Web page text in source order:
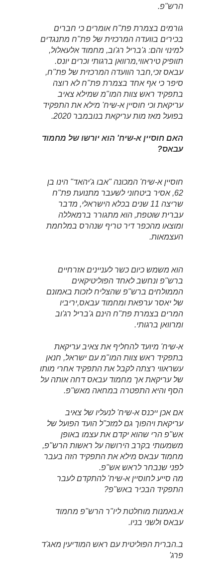
הרש"פ.
גורמים בצמרת פת"ח אומרים כי חברים
בכירים בוועדה המרכזית של פת"ח מתנגדים
למינוי והם: ג'בריל רג'וב, מחמוד אלעאלול,
תוופיק טיראווי,מרוואן ברגותי וכרים יונס.
עבאס זכי,חבר הוועדה המרכזית של פת"ח,
סיפר כי אף אחד בצמרת פת"ח לא רוצה
בתפקיד ראש צוות המו"מ שמילא צאיב
עריקאת וכי חוסיין א-שיח' מילא את התפקיד
בפועל מאז מות עריקאת בנובמבר 2020.
האם חוסיין א-שיח' הוא יורשו של מחמוד
עבאס?
חוסיין א-שיח' המכונה "אבו ג'יהאד" הינו בן
62, אסיר ביטחוני לשעבר מתנועת פת"ח
שריצה 11 שנים בכלא הישראלי, מדבר
עברית שוטפת, הוא מתגורר ברמאללה
ומוצאו מהכפר דיר טריף שנהרס במלחמת
העצמאות.
הוא משמש כיום כשר לעניינים אזרחיים
ברש"פ ונחשב לאחד הפוליטיקאים
הממולחים ברש"פ שהצליח לזכות באמונם
של יאסר ערפאת ומחמוד עבאס,יריביו
המרים בצמרת פת"ח הינם ג'בריל רג'וב
ומרוואן ברגותי.
א-שיח' מיועד להחליף את צאיב עריקאת
בתפקיד ראש צוות המו"מ עם ישראל, חנאן
עשראווי רצתה לקבל את התפקיד אחרי מותו
של עריקאת אך מחמוד עבאס דחה אותה על
הסף והיא התפטרה במחאה מאש"פ.
אם אכן ייכנס א-שיח' לנעליו של צאיב
עריקאת ויהפוך גם למזכ"ל הועד הפועל של
אש"פ הרי שהוא יקדם את עצמו באופן
משמעותי בקרב הירושה על ראשות הרש"פ,
מחמוד עבאס מילא את התפקיד הזה בעבר
לפני שנבחר לראש אש"פ.
מה סייע לחוסיין א-שיח' להתקדם לעבר
התפקיד הבכיר באש"פ?
א.נאמנות מוחלטת ליו"ר הרש"פ מחמוד
עבאס ולשני בניו.
ב.הברית הפוליטית עם ראש המודיעין מאג'ד
פרג'